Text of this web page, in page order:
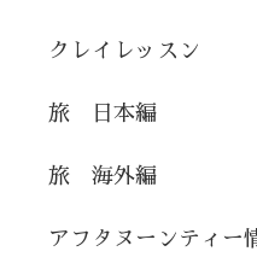
クレイレッスン
旅 日本編
旅 海外編
アフタヌーンティー